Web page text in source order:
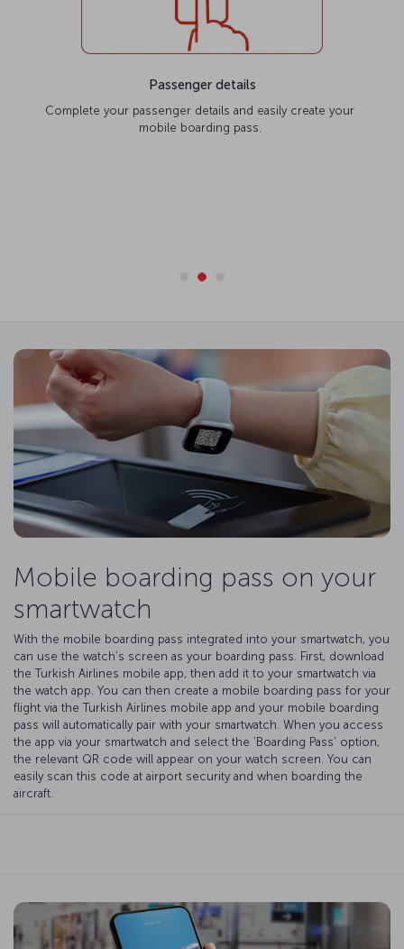
Passenger details
Complete your passenger details and easily create your
mobile boarding pass.
Mobile boarding pass on your
smartwatch
With the mobile boarding pass integrated into your smartwatch, you
can use the watch’s screen as your boarding pass. First, download
the Turkish Airlines mobile app, then add it to your smartwatch via
the watch app. You can then create a mobile boarding pass for your
flight via the Turkish Airlines mobile app and your mobile boarding
pass will automatically pair with your smartwatch. When you access
the app via your smartwatch and select the ‘Boarding Pass’ option,
the relevant QR code will appear on your watch screen. You can
easily scan this code at airport security and when boarding the
aircraft.